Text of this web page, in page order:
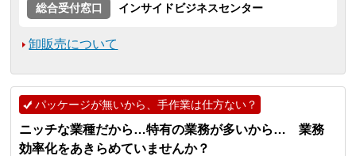
総合受付窓口
インサイドビジネスセンター
卸販売について
パッケージが無いから、手作業は仕方ない？
ニッチな業種だから…特有の業務が多いから… 業務
効率化をあきらめていませんか？